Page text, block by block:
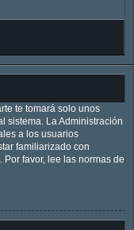
te tomará solo unos
sistema. La Administración
a los usuarios
familiarizado con
favor, lee las normas de